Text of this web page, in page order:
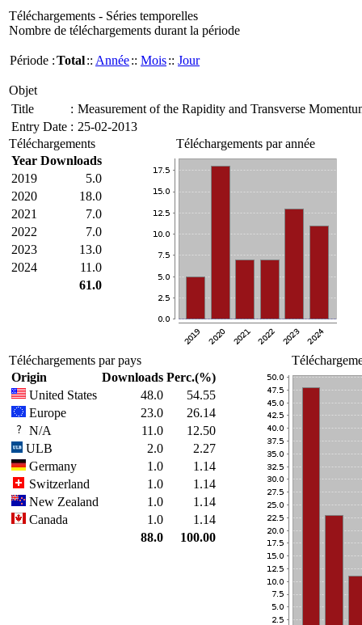
Téléchargements - Séries temporelles
Nombre de téléchargements durant la période
Période :Total:: Année:: Mois:: Jour
Objet
Title
: Measurement of the Rapidity and Transverse
Entry Date : 25-02-2013
Téléchargements
Year Downloads
2019
5.0
2020
18.0
2021
7.0
2022
7.0
2023
13.0
2024
11.0
61.0
Téléchargements par année
Téléchargements par pays
Origin
Downloads Perc.(%)
United States
48.0
54.55
Europe
23.0
26.14
N/A
11.0
12.50
ULB
2.0
2.27
Germany
1.0
1.14
Switzerland
1.0
1.14
New Zealand
1.0
1.14
Canada
1.0
1.14
88.0
100.00